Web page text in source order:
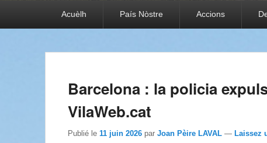
Acuèlh País Nòstre Accions
Barcelona : la policia
VilaWeb.cat
Publié le 11 juin 2026 par Joan Pèire LAVAL — Laissez